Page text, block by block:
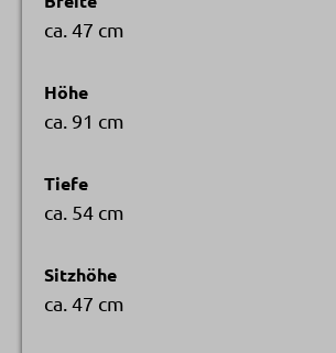
ca. 47 cm
Höhe
ca. 91 cm
Tiefe
ca. 54 cm
Sitzhöhe
ca. 47 cm